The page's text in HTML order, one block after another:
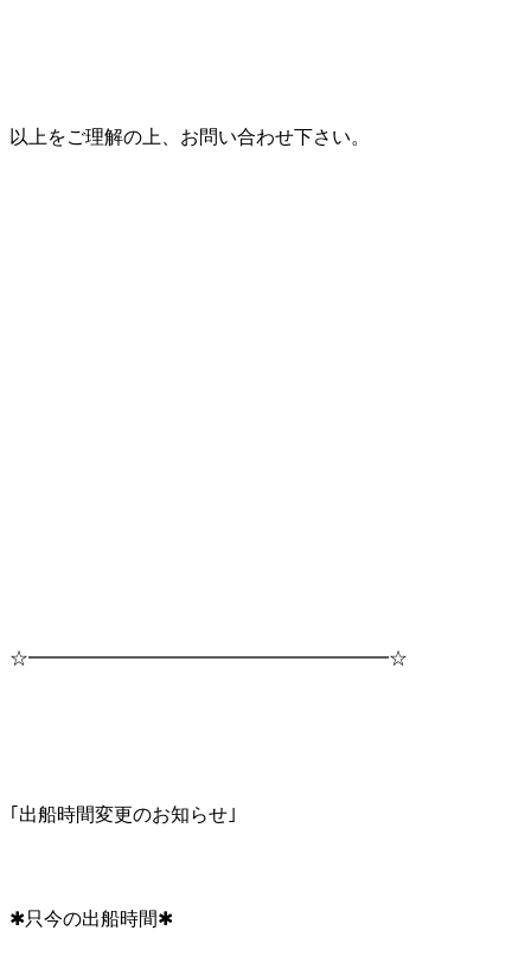
以上をご理解の上、お問い合わせ下さい。
☆━━━━━━━━━━━━━━━━━━━☆
｢出船時間変更のお知らせ｣
✱只今の出船時間✱